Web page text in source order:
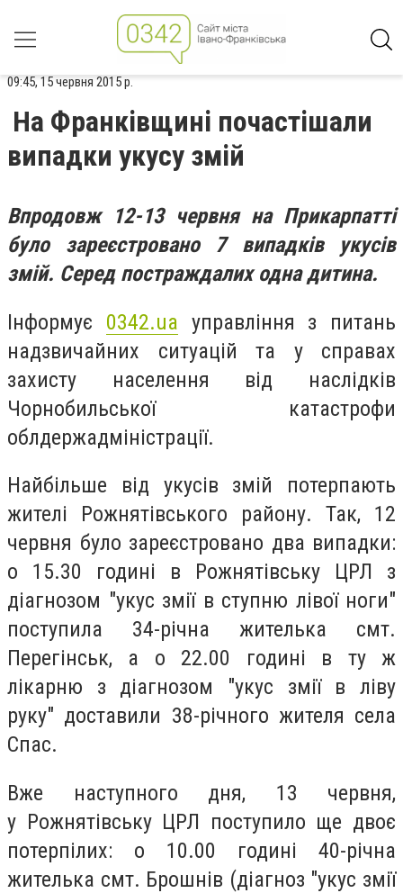
09:45, 15 червня 2015 р.
На Франківщині почастішали
випадки укусу змій
Впродовж 12-13 червня на Прикарпатті
було зареєстровано 7 випадків укусів
змій. Серед постраждалих одна дитина.
Інформує 0342.ua управління з питань
надзвичайних ситуацій та у справах
захисту населення від наслідків
Чорнобильської катастрофи
облдержадміністрації.
Найбільше від укусів змій потерпають
жителі Рожнятівського району. Так, 12
червня було зареєстровано два випадки:
о 15.30 годині в Рожнятівську ЦРЛ з
діагнозом "укус змії в ступню лівої ноги"
поступила 34-річна жителька смт.
Перегінськ, а о 22.00 годині в ту ж
лікарню з діагнозом "укус змії в ліву
руку" доставили 38-річного жителя села
Спас.
Вже наступного дня, 13 червня,
у Рожнятівську ЦРЛ поступило ще двоє
потерпілих: о 10.00 годині 40-річна
жителька смт. Брошнів (діагноз "укус змії